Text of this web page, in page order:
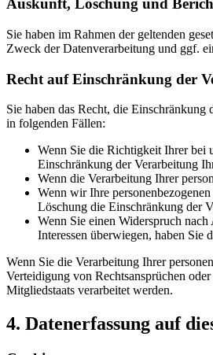
Auskunft, Löschung und
Sie haben im Rahmen der geltenden
Zweck der Datenverarbeitung und ggf.
Recht auf Einschränkung der
Sie haben das Recht, die
in folgenden Fällen:
Wenn Sie die Richtigkeit Ihrer bei
Einschränkung der Verarbeitung
Wenn die Verarbeitung Ihrer
Wenn wir Ihre
Löschung die Einschränkung der
Wenn Sie einen Widerspruch
Interessen überwiegen, haben Sie
Wenn Sie die Verarbeitung Ihrer
Verteidigung von Rechtsansprüchen
Mitgliedstaats verarbeitet werden.
4. Datenerfassung auf